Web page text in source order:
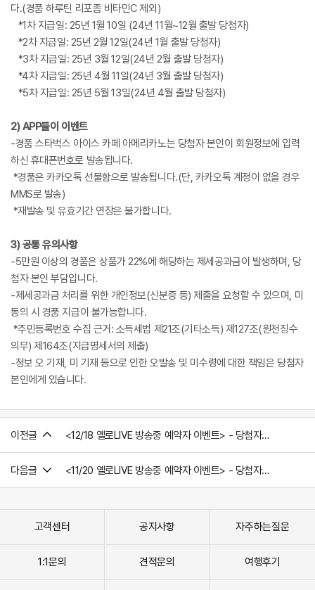
다.(경품 하루틴 리포좀 비타민C 제외)
*1차 지급일: 25년 1월 10일 (24년 11월~12월 출발 당첨자)
*2차 지급일: 25년 2월 12일(24년 1월 출발 당첨자)
*3차 지급일: 25년 3월 12일(24년 2월 출발 당첨자)
*4차 지급일: 25년 4월 11일(24년 3월 출발 당첨자)
*5차 지급일: 25년 5월 13일(24년 4월 출발 당첨자)
2) APP들이 이벤트
-경품 스타벅스 아이스 카페 아메리카노는 당첨자 본인이 회원정보에 입력
하신 휴대폰번호로 발송됩니다.
*경품은 카카오톡 선물함으로 발송됩니다.(단, 카카오톡 계정이 없을 경우
MMS로 발송)
*재발송 및 유효기간 연장은 불가합니다.
3) 공통 유의사항
-5만원 이상의 경품은 상품가 22%에 해당하는 제세공과금이 발생하며, 당
첨자 본인 부담입니다.
-제세공과금 처리를 위한 개인정보(신분증 등) 제출을 요청할 수 있으며, 미
동의 시 경품 지급이 불가능합니다.
*주민등록번호 수집 근거: 소득세법 제21조(기타소득) 제127조(원천징수
의무) 제164조(지급명세서의 제출)
-정보 오 기재, 미 기재 등으로 인한 오발송 및 미수령에 대한 책임은 당첨자
본인에게 있습니다.
이전글 <12/18 옐로LIVE 방송중 예약자 이벤트> - 당첨자 발표
다음글 <11/20 옐로LIVE 방송중 예약자 이벤트> - 당첨자 발표'
고객센터 공지사항 자주하는질문
1:1문의 견적문의 여행후기